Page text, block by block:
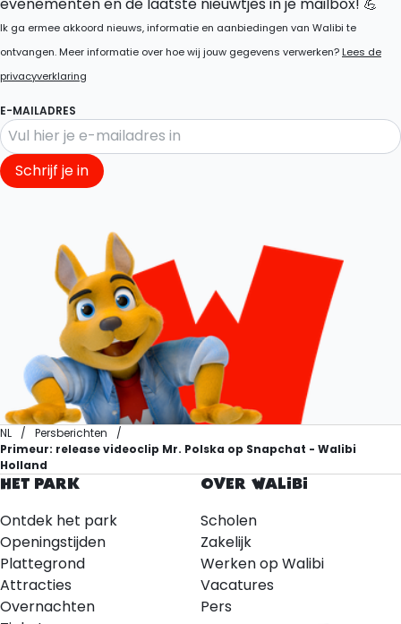
Ik ga ermee akkoord nieuws, informatie en aanbiedingen van Walibi te
ontvangen. Meer informatie over hoe wij jouw gegevens verwerken?Lees de
privacyverklaring
E-MAILADRES
Schrijf je in
NL
Persberichten
Primeur: release videoclip Mr. Polska op Snapchat - Walibi
Holland
HET PARK
Ontdek het park
Openingstijden
Plattegrond
Attracties
Overnachten
OVER WALIBI
Scholen
Zakelijk
Werken op Walibi
Vacatures
Pers